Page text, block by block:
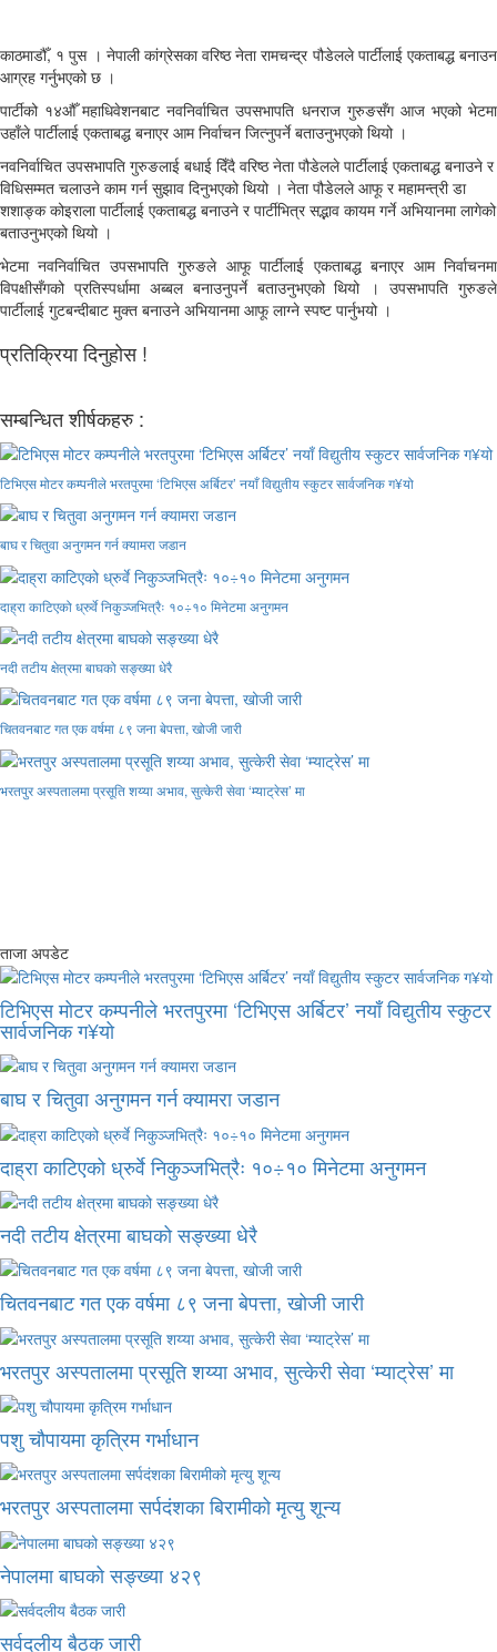
काठमाडौँ, १ पुस । नेपाली कांग्रेसका वरिष्ठ नेता रामचन्द्र पौडेलले पार्टीलाई एकताबद्ध बनाउन
आग्रह गर्नुभएको छ ।
पार्टीको १४औँ महाधिवेशनबाट नवनिर्वाचित उपसभापति धनराज गुरुङसँग आज भएको भेटमा
उहाँले पार्टीलाई एकताबद्ध बनाएर आम निर्वाचन जित्नुपर्ने बताउनुभएको थियो ।
नवनिर्वाचित उपसभापति गुरुङलाई बधाई दिँदै वरिष्ठ नेता पौडेलले पार्टीलाई एकताबद्ध बनाउने र
विधिसम्मत चलाउने काम गर्न सुझाव दिनुभएको थियो । नेता पौडेलले आफू र महामन्त्री डा
शशाङ्क कोइराला पार्टीलाई एकताबद्ध बनाउने र पार्टीभित्र सद्भाव कायम गर्ने अभियानमा लागेको
बताउनुभएको थियो ।
भेटमा नवनिर्वाचित उपसभापति गुरुङले आफू पार्टीलाई एकताबद्ध बनाएर आम निर्वाचनमा
विपक्षीसँगको प्रतिस्पर्धामा अब्बल बनाउनुपर्ने बताउनुभएको थियो । उपसभापति गुरुङले
पार्टीलाई गुटबन्दीबाट मुक्त बनाउने अभियानमा आफू लाग्ने स्पष्ट पार्नुभयो ।
प्रतिक्रिया दिनुहोस !
सम्बन्धित शीर्षकहरु :
टिभिएस मोटर कम्पनीले भरतपुरमा ‘टिभिएस अर्बिटर’ नयाँ विद्युतीय स्कुटर सार्वजनिक ग¥यो
बाघ र चितुवा अनुगमन गर्न क्यामरा जडान
दाह्रा काटिएको ध्रुर्वे निकुञ्जभित्रैः १०÷१० मिनेटमा अनुगमन
नदी तटीय क्षेत्रमा बाघको सङ्ख्या धेरै
चितवनबाट गत एक वर्षमा ८९ जना बेपत्ता, खोजी जारी
भरतपुर अस्पतालमा प्रसूति शय्या अभाव, सुत्केरी सेवा ‘म्याट्रेस’ मा
ताजा अपडेट
टिभिएस मोटर कम्पनीले भरतपुरमा ‘टिभिएस अर्बिटर’ नयाँ विद्युतीय स्कुटर
सार्वजनिक ग¥यो
बाघ र चितुवा अनुगमन गर्न क्यामरा जडान
दाह्रा काटिएको ध्रुर्वे निकुञ्जभित्रैः १०÷१० मिनेटमा अनुगमन
नदी तटीय क्षेत्रमा बाघको सङ्ख्या धेरै
चितवनबाट गत एक वर्षमा ८९ जना बेपत्ता, खोजी जारी
भरतपुर अस्पतालमा प्रसूति शय्या अभाव, सुत्केरी सेवा ‘म्याट्रेस’ मा
पशु चौपायमा कृत्रिम गर्भाधान
भरतपुर अस्पतालमा सर्पदंशका बिरामीको मृत्यु शून्य
नेपालमा बाघको सङ्ख्या ४२९
सर्वदलीय बैठक जारी